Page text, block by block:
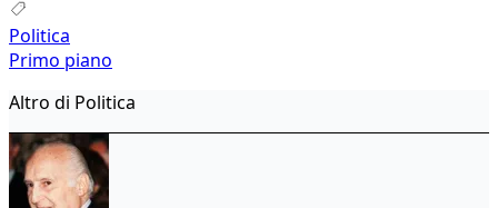
Politica
Primo piano
Altro di Politica